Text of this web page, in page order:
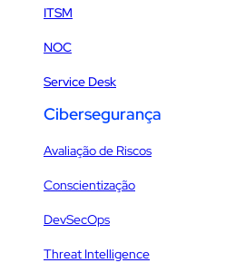
ITSM
NOC
Service Desk
Cibersegurança
Avaliação de Riscos
Conscientização
DevSecOps
Threat Intelligence